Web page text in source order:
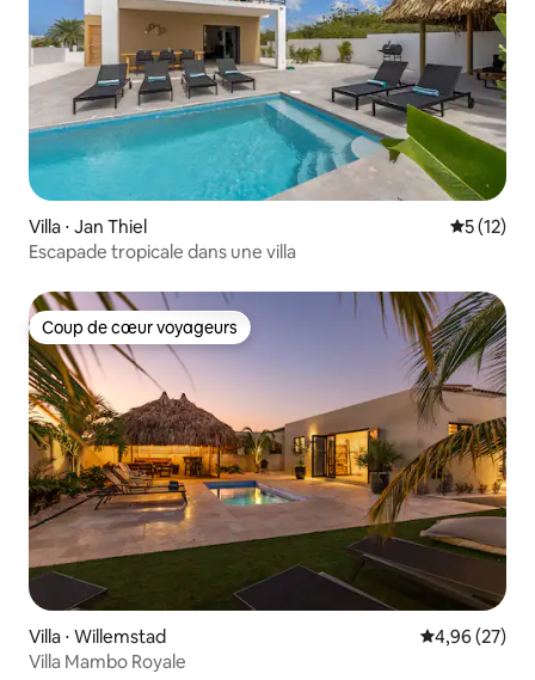
Villa ⋅ Jan Thiel
5 (12)
Escapade tropicale dans une villa
Coup de cœur voyageurs
Coup de cœur voyageurs
Villa ⋅ Willemstad Évaluation
4,96 (27)
Villa Mambo Royale